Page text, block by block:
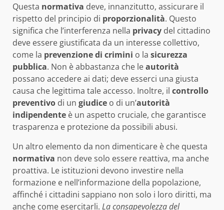
Questa normativa deve, innanzitutto, assicurare il
rispetto del principio di proporzionalità. Questo
significa che l’interferenza nella privacy del cittadino
deve essere giustificata da un interesse collettivo,
come la prevenzione di crimini o la sicurezza
pubblica. Non è abbastanza che leautorità
possano accedere ai dati; deve esserci una giusta
causa che legittima tale accesso. Inoltre, il controllo
preventivo di un giudice o di un’autorità
indipendente è un aspetto cruciale, che garantisce
trasparenza e protezione da possibili abusi.
Un altro elemento da non dimenticare è che questa
normativa non deve solo essere reattiva, ma anche
proattiva. Le istituzioni devono investire nella
formazione e nell’informazione della popolazione,
affinché i cittadini sappiano non solo i loro diritti, ma
anche come esercitarli. La consapevolezza del